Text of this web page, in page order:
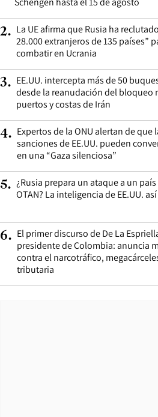
2. La UE afirma que Rusia ha
28.000 extranjeros de 135 países”
combatir en Ucrania
3. EE.UU. intercepta más de 50
desde la reanudación del bloqueo
puertos y costas de Irán
4. Expertos de la ONU alertan de que
sanciones de EE.UU. pueden
en una “Gaza silenciosa”
5. ¿Rusia prepara un ataque a un país
OTAN? La inteligencia de EE.UU.
6. El primer discurso de De La
presidente de Colombia: anuncia
contra el narcotráfico,
tributaria